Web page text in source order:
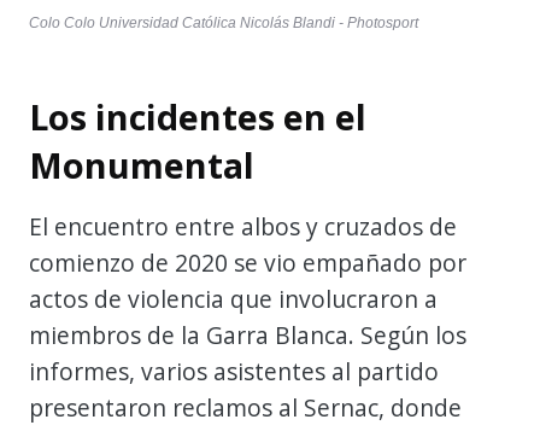
Colo Colo Universidad Católica Nicolás Blandi - Photosport
Los incidentes en el
Monumental
El encuentro entre albos y cruzados de
comienzo de 2020 se vio empañado por
actos de violencia que involucraron a
miembros de la Garra Blanca. Según los
informes, varios asistentes al partido
presentaron reclamos al Sernac, donde